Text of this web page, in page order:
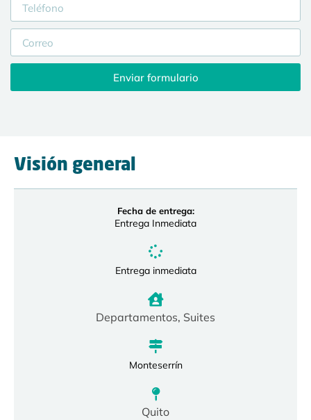
Visión general
Fecha de entrega:
Entrega Inmediata
Entrega inmediata
Departamentos, Suites
Monteserrín
Quito
Enviar formulario